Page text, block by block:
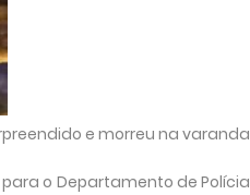
e morreu na varanda
o Departamento de Polícia